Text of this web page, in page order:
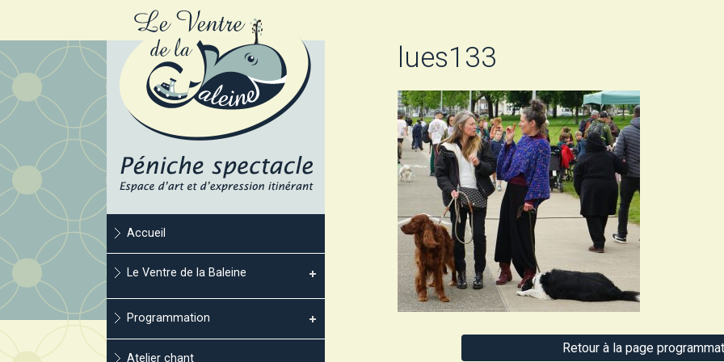
Accueil
Le Ventre de la Baleine
Programmation
Atelier chant
lues133
Retour à la page